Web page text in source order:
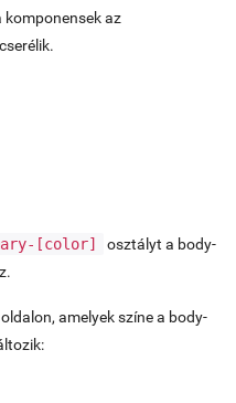
komponensek az
[color]
osztályt a body-
amelyek színe a body-